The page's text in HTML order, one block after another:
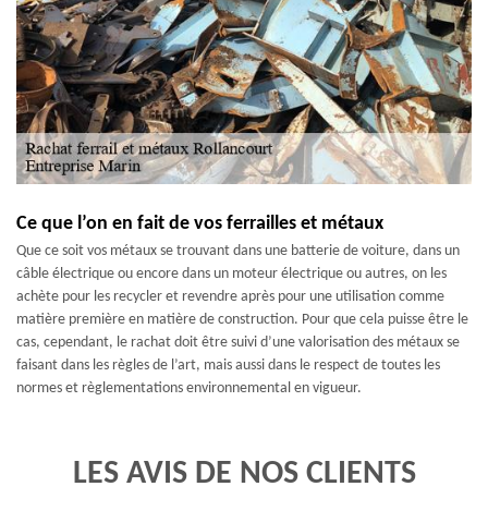
Ce que l’on en fait de vos ferrailles et métaux
Que ce soit vos métaux se trouvant dans une batterie de voiture, dans un
câble électrique ou encore dans un moteur électrique ou autres, on les
achète pour les recycler et revendre après pour une utilisation comme
matière première en matière de construction. Pour que cela puisse être le
cas, cependant, le rachat doit être suivi d’une valorisation des métaux se
faisant dans les règles de l’art, mais aussi dans le respect de toutes les
normes et règlementations environnemental en vigueur.
LES AVIS DE NOS CLIENTS